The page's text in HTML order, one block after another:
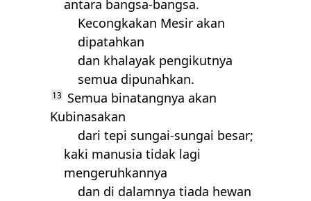
antara bangsa-bangsa.
Kecongkakan Mesir akan
dipatahkan
dan khalayak pengikutnya
semua dipunahkan.
13
Semua binatangnya akan
Kubinasakan
dari tepi sungai-sungai besar;
kaki manusia tidak lagi
mengeruhkannya
dan di dalamnya tiada hewan